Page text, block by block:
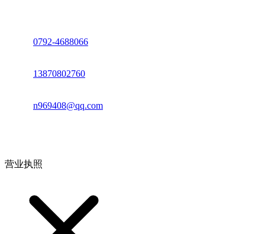
0792-4688066
13870802760
n969408@qq.com
营业执照